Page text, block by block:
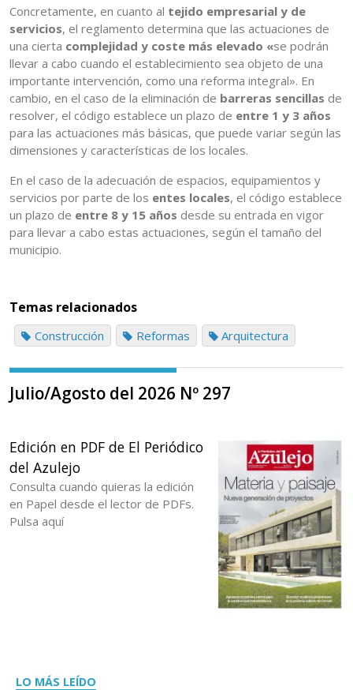
Concretamente, en cuanto al tejido empresarial y de
servicios, el reglamento determina que las actuaciones de
una cierta complejidad y coste más elevado «se podrán
llevar a cabo cuando el establecimiento sea objeto de una
importante intervención, como una reforma integral». En
cambio, en el caso de la eliminación de barreras sencillas de
resolver, el código establece un plazo de entre 1 y 3 años
para las actuaciones más básicas, que puede variar según las
dimensiones y características de los locales.
En el caso de la adecuación de espacios, equipamientos y
servicios por parte de los entes locales, el código establece
un plazo de entre 8 y 15 años desde su entrada en vigor
para llevar a cabo estas actuaciones, según el tamaño del
municipio.
Temas relacionados
Construcción Reformas Arquitectura
Julio/Agosto del 2026 Nº 297
Edición en PDF de El Periódico
del Azulejo
Consulta cuando quieras la edición
en Papel desde el lector de PDFs.
Pulsa aquí
LO MÁS LEÍDO